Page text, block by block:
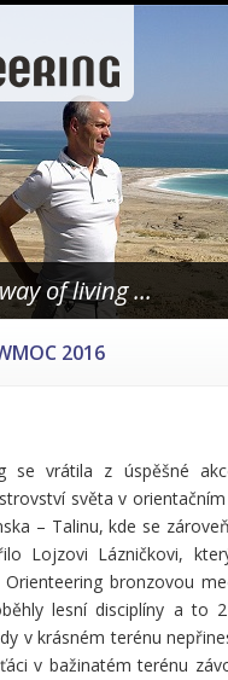
of living ...
2016
se vrátila z úspěšné
světa v
– Talinu, kde se
Lojzovi Lázničkovi,
bronzovou
lesní disciplíny a to
v krásném terénu
v bažinatém terénu